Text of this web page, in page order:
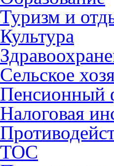
Туризм и
Культура
Сельское
Пенсионный
Налоговая
ТОС